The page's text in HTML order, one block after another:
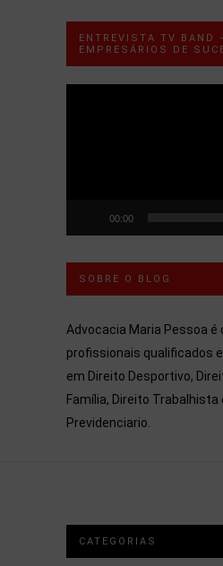
ENTREVISTA TV BAND
EMPRESÁRIOS DE
00:00
SOBRE O BLOG
Advocacia Maria Pessoa
profissionais qualificados
em Direito Desportivo,
Família, Direito Trabalhista
Previdenciario.
CATEGORIAS